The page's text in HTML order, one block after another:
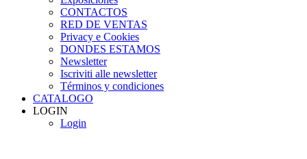
CONTACTOS
RED DE VENTAS
Privacy e Cookies
DONDES ESTAMOS
Newsletter
Iscriviti alle newsletter
Términos y condiciones
CATALOGO
LOGIN
Login